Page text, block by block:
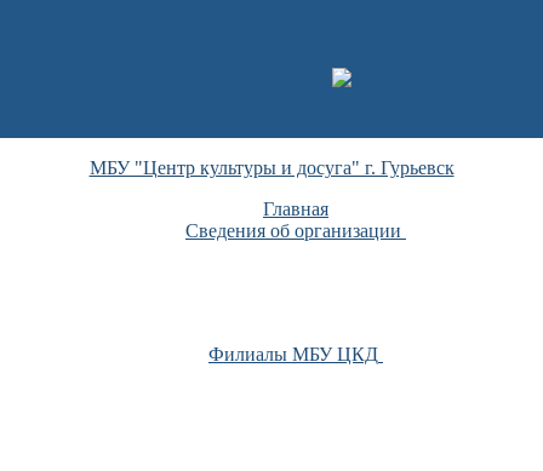
МБУ "Центр культуры и досуга" г. Гурьевск
Главная
Сведения об организации
Филиалы МБУ ЦКД